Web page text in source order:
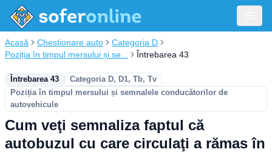
Acasă Chestionare auto
Categoria D
Poziția în timpul mersului și se...
Întrebarea 43
Întrebarea 43
Categoria D, D1, Tb, Tv
Poziția în timpul mersului și semnalele conducătorilor de
autovehicule
Cum veţi semnaliza faptul că
autobuzul cu care circulaţi a rămas în